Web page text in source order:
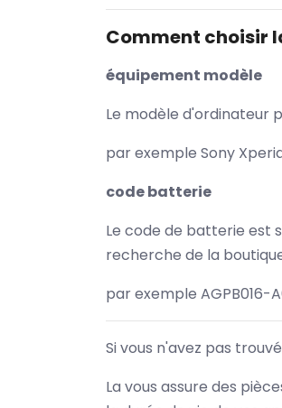
Comment choisir
équipement modèle
Le modèle d'ordinateur
par exemple Sony
code batterie
Le code de batterie est
recherche de la
par exemple AGPB016-
Si vous n'avez pas
La vous assure des